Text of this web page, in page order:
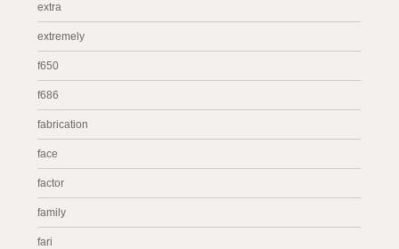
extra
extremely
f650
f686
fabrication
face
factor
family
fari